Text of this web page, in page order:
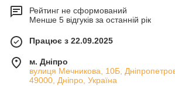
Рейтинг не сформований
Менше 5 відгуків за останній рік
Працює з 22.09.2025
м. Дніпро
вулиця Мечникова, 10Б,
49000, Дніпро, Україна